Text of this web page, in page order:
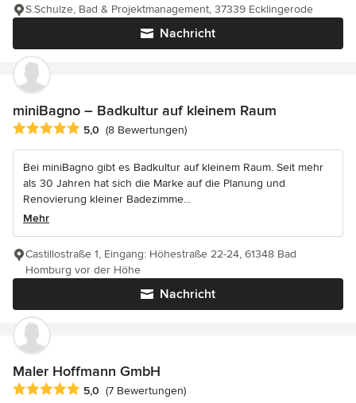
Nachricht
S.Schulze, Bad & Projektmanagement, 37339 Ecklingerode
miniBagno – Badkultur auf kleinem Raum
Durchschnittliche Bewertung: 5 von 5 Sternen
5,0 (8 Bewertungen)
Bei miniBagno gibt es Badkultur auf kleinem Raum. Seit mehr
als 30 Jahren hat sich die Marke auf die Planung und
Renovierung kleiner Badezimme...
Mehr
Nachricht
Castillostraße 1, Eingang: Höhestraße 22-24, 61348 Bad
Homburg vor der Höhe
Maler Hoffmann GmbH
Durchschnittliche Bewertung: 5 von 5 Sternen
5,0 (7 Bewertungen)